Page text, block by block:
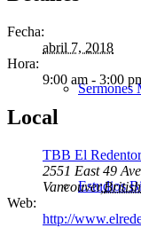
Sermones
Estudios
Fecha:
abril 7, 2018
Hora:
9:00 am - 3:00
Local
TBB El Redentor
2551 East 49
Vancouver,
Web:
http://